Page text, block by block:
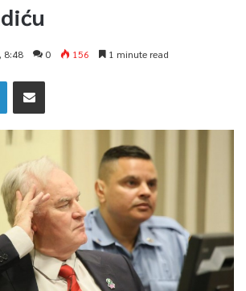
8:48 0 156 1 minute read